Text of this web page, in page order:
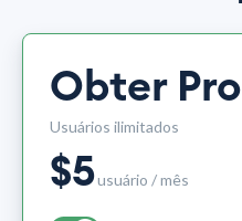
Obter Pro
Usuários ilimitados
$5usuário / mês